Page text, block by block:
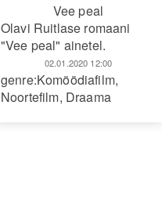
Vee peal
Olavi Ruitlase romaani
"Vee peal" ainetel.
02.01.2020 12:00
genre:Komöödiafilm,
Noortefilm, Draama